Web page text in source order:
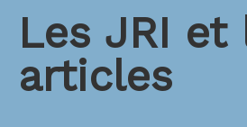
Les JRI et
articles